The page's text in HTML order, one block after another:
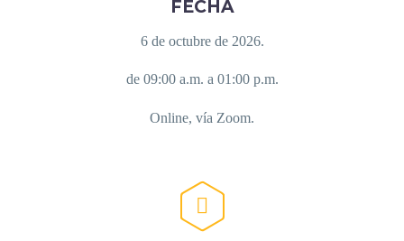
FECHA
6 de octubre de 2026.
de 09:00 a.m. a 01:00 p.m.
Online, vía Zoom.

